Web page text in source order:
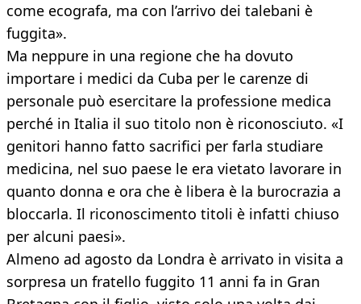
come ecografa, ma con l’arrivo dei talebani è
fuggita».
Ma neppure in una regione che ha dovuto
importare i medici da Cuba per le carenze di
personale può esercitare la professione medica
perché in Italia il suo titolo non è riconosciuto. «I
genitori hanno fatto sacrifici per farla studiare
medicina, nel suo paese le era vietato lavorare in
quanto donna e ora che è libera è la burocrazia a
bloccarla. Il riconoscimento titoli è infatti chiuso
per alcuni paesi».
Almeno ad agosto da Londra è arrivato in visita a
sorpresa un fratello fuggito 11 anni fa in Gran